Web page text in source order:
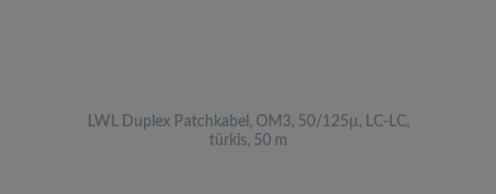
LWL Duplex Patchkabel, OM3, 50/125µ, LC-LC,
türkis, 50 m